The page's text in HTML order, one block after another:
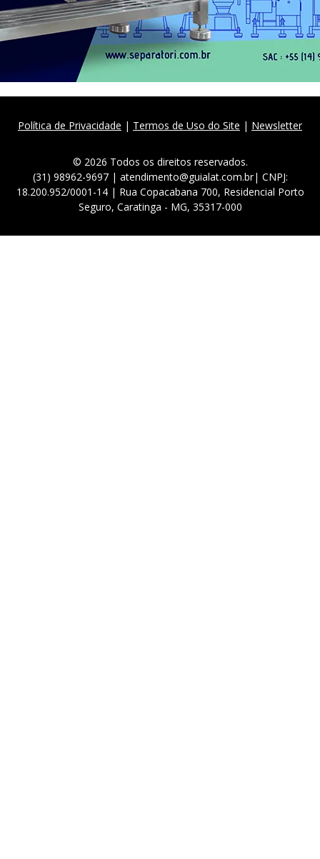
Política de Privacidade | Termos de Uso do Site | Newsletter
© 2026 Todos os direitos reservados.
(31) 98962-9697 | atendimento@guialat.com.br| CNPJ:
18.200.952/0001-14 | Rua Copacabana 700, Residencial Porto
Seguro, Caratinga - MG, 35317-000